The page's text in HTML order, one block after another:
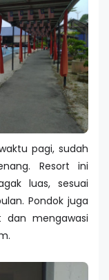
pagi, sudah
Resort ini
luas, sesuai
Pondok juga
dan mengawasi